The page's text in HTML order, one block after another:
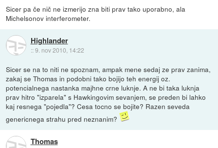
Sicer pa če nič ne izmerijo zna biti prav tako uporabno, ala
Michelsonov interferometer.
Highlander
::9. nov 2010, 14:22
Sicer se na to niti ne spoznam, ampak mene sedaj ze prav zanima,
zakaj se Thomas in podobni tako bojijo teh energij oz.
potencialnega nastanka majhne crne luknje. A ne bi taka luknja
prav hitro "izparela" s Hawkingovim sevanjem, se preden bi lahko
kaj resnega "pojedla"? Cesa tocno se bojite? Razen seveda
genericnega strahu pred neznanim?
Thomas